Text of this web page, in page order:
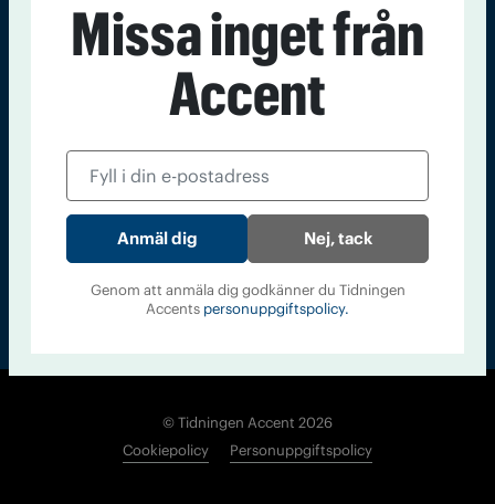
Kontakt Om Tidningen Tidningsarkiv In English
Läs tidigare
Accent
© Tidningen Accent 2026
Cookiepolicy
Personuppgiftspolicy
Missa inget från
Accent
Nej, tack
Genom att anmäla dig godkänner du Tidningen
Accents personuppgiftspolicy.